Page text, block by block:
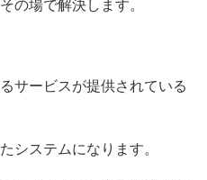
の場で解決します。
サービスが提供されている
システムになります。